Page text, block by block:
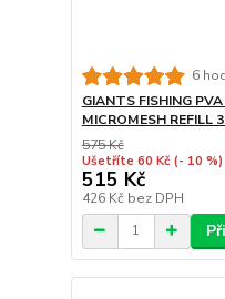
6
GIANTS FISHING
MICROMESH REFILL
575 Kč
Ušetříte 60 Kč (- 10 %)
515 Kč
426 Kč bez DPH